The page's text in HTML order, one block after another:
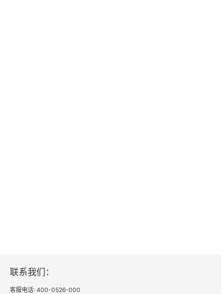
070 收集信息时以人为基准。
联系我们：
客服电话: 400-0526-000